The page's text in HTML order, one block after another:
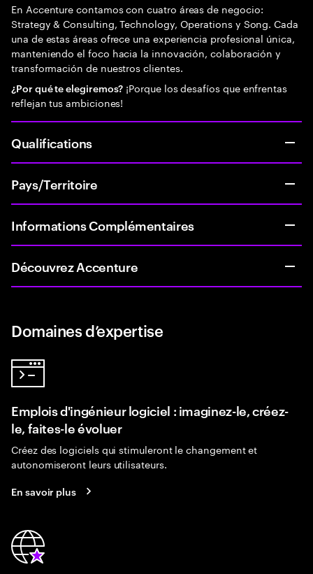
En Accenture contamos con cuatro áreas de negocio:
Strategy & Consulting, Technology, Operations y Song. Cada
una de estas áreas ofrece una experiencia profesional única,
manteniendo el foco hacia la innovación, colaboración y
transformación de nuestros clientes.
¿Por qué te elegiremos? ¡Porque los desafíos que enfrentas
reflejan tus ambiciones!
Qualifications
Pays/Territoire
Informations Complémentaires
Découvrez Accenture
Domaines d’expertise
Emplois d'ingénieur logiciel : imaginez-le, créez-
le, faites-le évoluer
Créez des logiciels qui stimuleront le changement et
autonomiseront leurs utilisateurs.
En savoir plus